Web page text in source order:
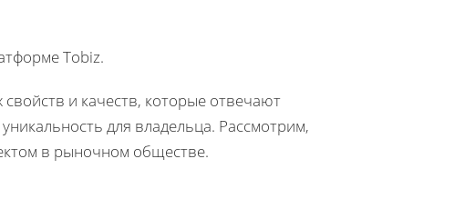
Tobiz.
и качеств, которые отвечают
для владельца. Рассмотрим,
в рыночном обществе.